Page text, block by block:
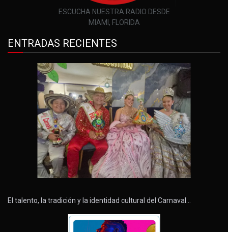
ESCUCHA NUESTRA RADIO DESDE
MIAMI, FLORIDA
ENTRADAS RECIENTES
El talento, la tradición y la identidad cultural del Carnaval…